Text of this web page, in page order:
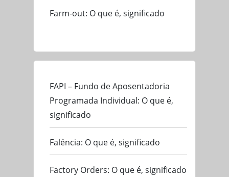
Farm-out: O que é, significado
FAPI – Fundo de Aposentadoria
Programada Individual: O que é,
significado
Falência: O que é, significado
Factory Orders: O que é, significado